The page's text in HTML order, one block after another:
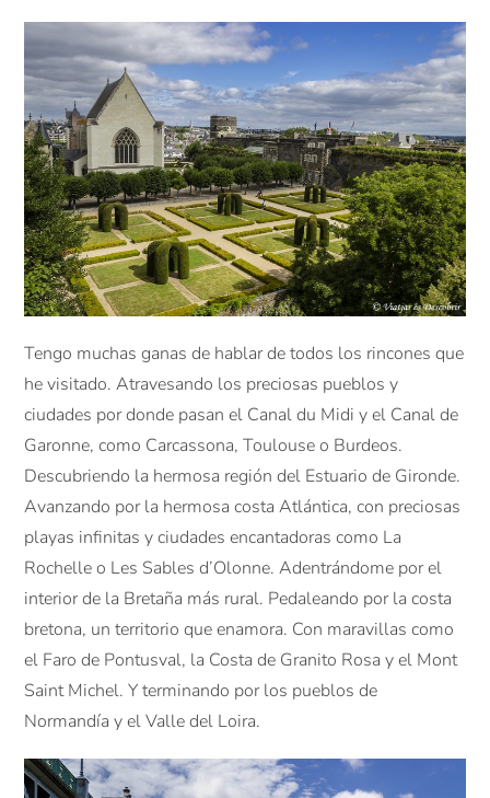
Tengo muchas ganas de hablar de todos los rincones que
he visitado. Atravesando los preciosas pueblos y
ciudades por donde pasan el Canal du Midi y el Canal de
Garonne, como Carcassona, Toulouse o Burdeos.
Descubriendo la hermosa región del Estuario de Gironde.
Avanzando por la hermosa costa Atlántica, con preciosas
playas infinitas y ciudades encantadoras como La
Rochelle o Les Sables d’Olonne. Adentrándome por el
interior de la Bretaña más rural. Pedaleando por la costa
bretona, un territorio que enamora. Con maravillas como
el Faro de Pontusval, la Costa de Granito Rosa y el Mont
Saint Michel. Y terminando por los pueblos de
Normandía y el Valle del Loira.